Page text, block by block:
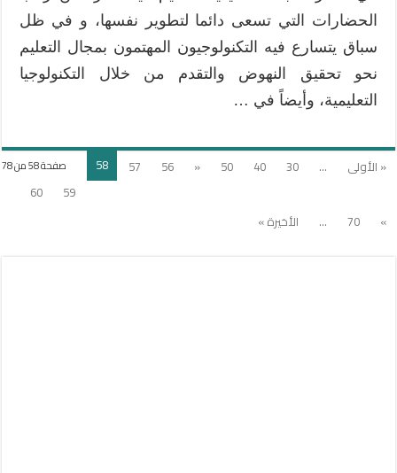
الحضارات التي تسعى دائما لتطوير نفسها، و في ظل
سباق يتسارع فيه التكنولوجيون المهتمون بمجال التعليم
نحو تحقيق النهوض والتقدم من خلال التكنولوجيا
التعليمية، وأيضاً في …
صفحة 58 من 78 « الأولى ...
30
40
50
«
56
57
58
59
60
»
70
... الأخيرة »